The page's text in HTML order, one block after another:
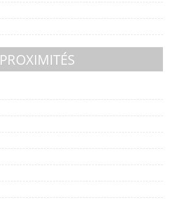
PROXIMITÉS